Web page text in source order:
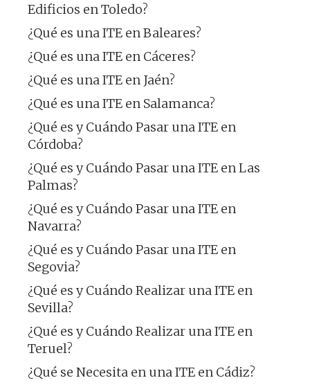
Edificios en Toledo?
¿Qué es una ITE en Baleares?
¿Qué es una ITE en Cáceres?
¿Qué es una ITE en Jaén?
¿Qué es una ITE en Salamanca?
¿Qué es y Cuándo Pasar una ITE en
Córdoba?
¿Qué es y Cuándo Pasar una ITE en Las
Palmas?
¿Qué es y Cuándo Pasar una ITE en
Navarra?
¿Qué es y Cuándo Pasar una ITE en
Segovia?
¿Qué es y Cuándo Realizar una ITE en
Sevilla?
¿Qué es y Cuándo Realizar una ITE en
Teruel?
¿Qué se Necesita en una ITE en Cádiz?